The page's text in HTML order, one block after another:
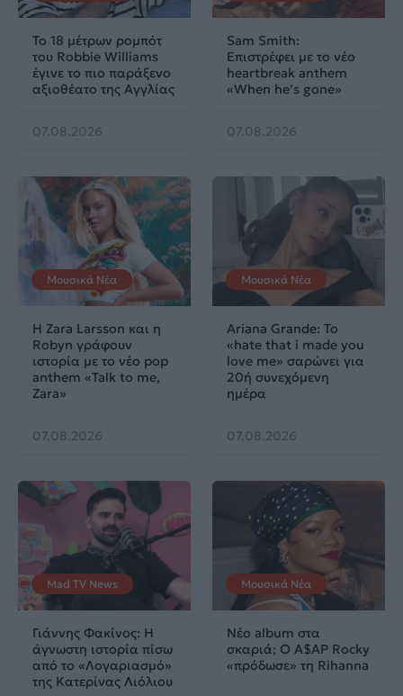
Το 18 μέτρων ρομπότ
του Robbie Williams
έγινε το πιο παράξενο
αξιοθέατο της Αγγλίας
07.08.2026
Sam Smith:
Επιστρέφει με το νέο
heartbreak anthem
«When he’s gone»
07.08.2026
Μουσικά Νέα
Η Zara Larsson και η
Robyn γράφουν
ιστορία με το νέο pop
anthem «Talk to me,
Zara»
07.08.2026
Μουσικά Νέα
Ariana Grande: Το
«hate that i made you
love me» σαρώνει για
20ή συνεχόμενη
ημέρα
07.08.2026
Mad TV News
Γιάννης Φακίνος: Η
άγνωστη ιστορία πίσω
από το «Λογαριασμό»
της Κατερίνας Λιόλιου
Μουσικά Νέα
Νέο album στα
σκαριά; Ο A$AP Rocky
«πρόδωσε» τη Rihanna